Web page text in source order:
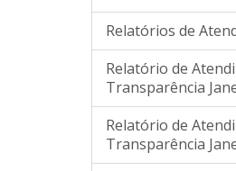
Relatórios de
Relatório de
Transparência
Relatório de
Transparência